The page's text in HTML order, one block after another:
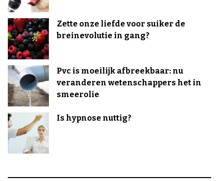
Zette onze liefde voor suiker de
breinevolutie in gang?
Pvc is moeilijk afbreekbaar: nu
veranderen wetenschappers het in
smeerolie
Is hypnose nuttig?